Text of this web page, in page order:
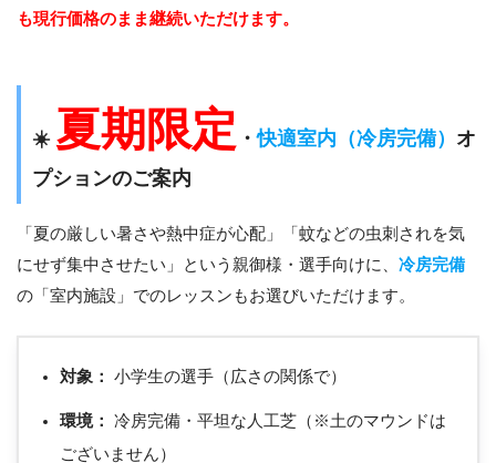
も現行価格のまま継続いただけます。
☀️ 夏期限定 ・快適室内（冷房完備） オ
プションのご案内
「夏の厳しい暑さや熱中症が心配」「蚊などの虫刺されを気
にせず集中させたい」という親御様・選手向けに、 冷房完備
の「室内施設」でのレッスンもお選びいただけます。
対象： 小学生の選手（広さの関係で）
環境：
冷房完備・平坦な人工芝（※土のマウンドは
ございません）